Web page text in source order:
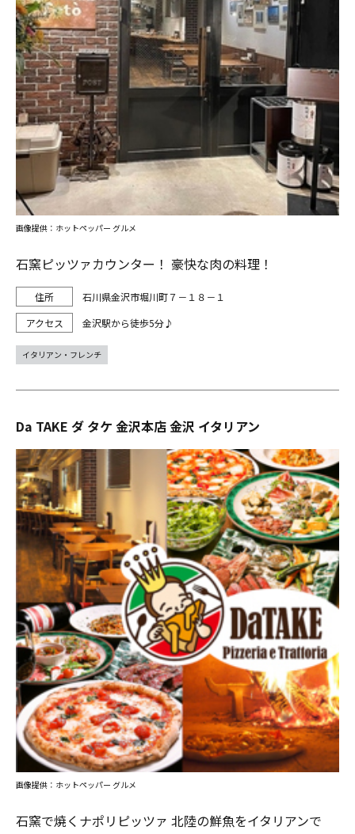
石窯ピッツァカウンター！ 豪快な肉の料理！
石川県金沢市堀川町７－１８－１
金沢駅から徒歩5分♪
画像提供：ホットペッパー グルメ
イタリアン・フレンチ
Da TAKE ダ タケ 金沢本店 金沢 イタリアン
石窯で焼くナポリピッツァ 北陸の鮮魚をイタリアンで
画像提供：ホットペッパー グルメ